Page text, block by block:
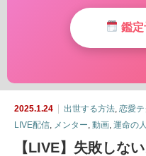
鑑定
2025.1.24 出世する方法 恋愛
LIVE配信
メンター 動画 運命の人
【LIVE】失敗しな